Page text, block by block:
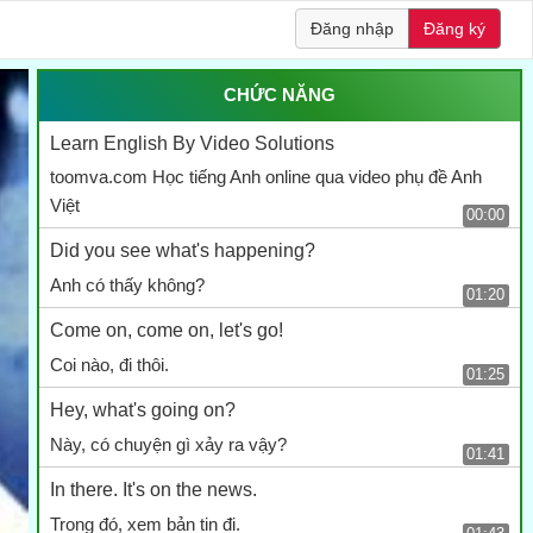
Đăng nhập Đăng ký
CHỨC NĂNG
Learn English By Video Solutions
toomva.com Học tiếng Anh online qua video phụ đề Anh
Việt
00:00
Did you see what's happening?
Anh có thấy không?
01:20
Come on, come on, let's go!
Coi nào, đi thôi.
01:25
Hey, what's going on?
Này, có chuyện gì xảy ra vậy?
01:41
In there. It's on the news.
Trong đó, xem bản tin đi.